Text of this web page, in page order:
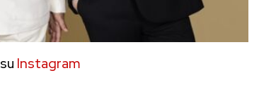
Instagram